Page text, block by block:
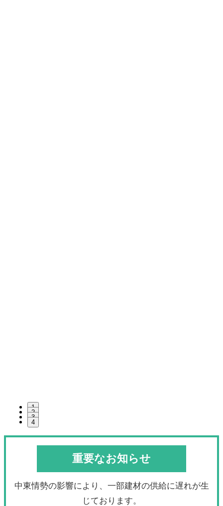
1
2
3
4
重要なお知らせ
中東情勢の影響により、一部建材の供給に遅れが生
じております。